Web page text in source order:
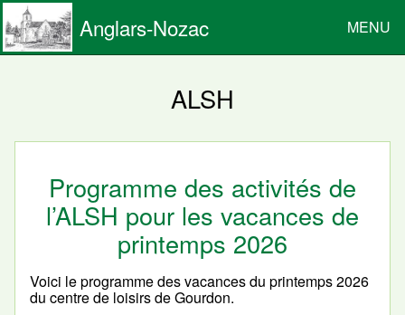
Anglars-Nozac MENU
ALSH
Programme des activités de
l’ALSH pour les vacances de
printemps 2026
Voici le programme des vacances du printemps 2026
du centre de loisirs de Gourdon.